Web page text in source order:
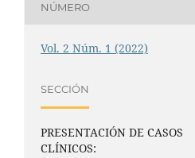
NÚMERO
Vol. 2 Núm. 1 (2022)
SECCIÓN
PRESENTACIÓN DE CASOS
CLÍNICOS: